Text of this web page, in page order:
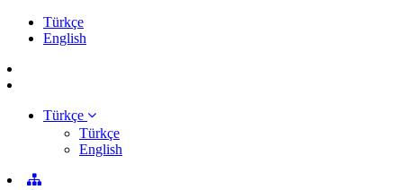
Türkçe
English
Türkçe
Türkçe
English